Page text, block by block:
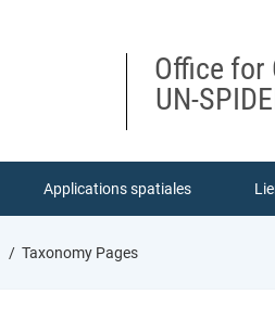
Office for
UN-
Applications spatiales
Taxonomy Pages